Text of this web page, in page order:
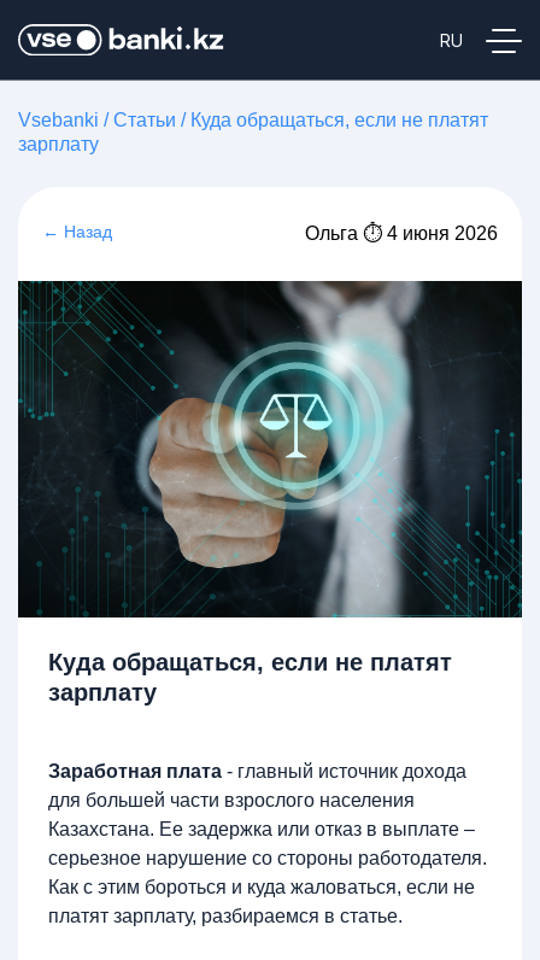
Vsebanki /Статьи / Куда обращаться, если не платят
зарплату
← Назад Ольга ⏱ 4 июня 2026
Куда обращаться, если не платят
зарплату
Заработная плата - главный источник дохода
для большей части взрослого населения
Казахстана. Ее задержка или отказ в выплате –
серьезное нарушение со стороны работодателя.
Как с этим бороться и куда жаловаться, если не
платят зарплату, разбираемся в статье.